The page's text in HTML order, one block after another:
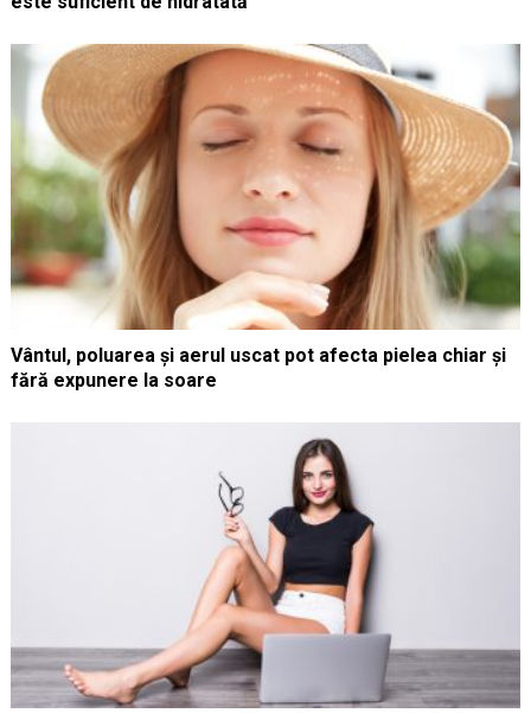
Vântul, poluarea și aerul uscat pot afecta pielea chiar și
fără expunere la soare